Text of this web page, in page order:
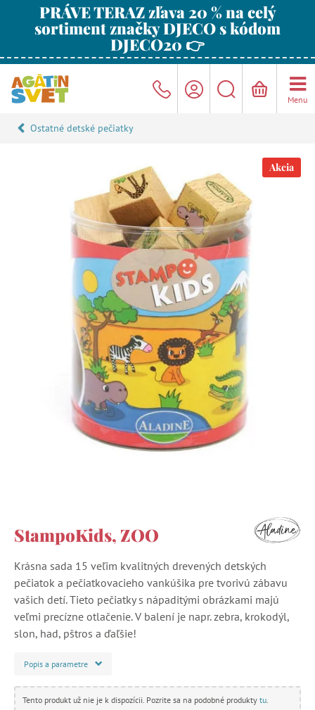
PRÁVE TERAZ zľava 20 % na celý
sortiment značky DJECO s kódom
DJECO20 👉
Menu
Ostatné detské pečiatky
Akcia
StampoKids, ZOO
Krásna sada 15 veľim kvalitných drevených detských
pečiatok a pečiatkovacieho vankúšika pre tvorivú zábavu
vašich detí. Tieto pečiatky s nápaditými obrázkami majú
veľmi precízne otlačenie. V balení je napr. zebra, krokodýl,
slon, had, pštros a ďaľšie!
Popis a parametre
Tento produkt už nie je k dispozícii. Pozrite sa na podobné produkty tu